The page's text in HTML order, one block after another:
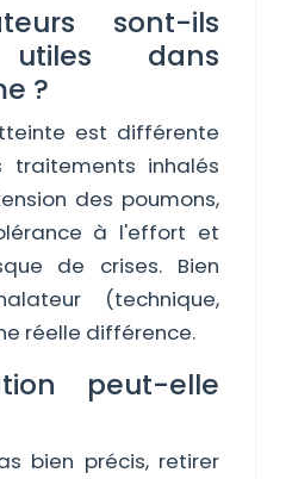
sont-ils
dans
?
est différente
traitements inhalés
des poumons,
à l'effort et
de crises. Bien
(technique,
réelle différence.
peut-elle
bien précis, retirer